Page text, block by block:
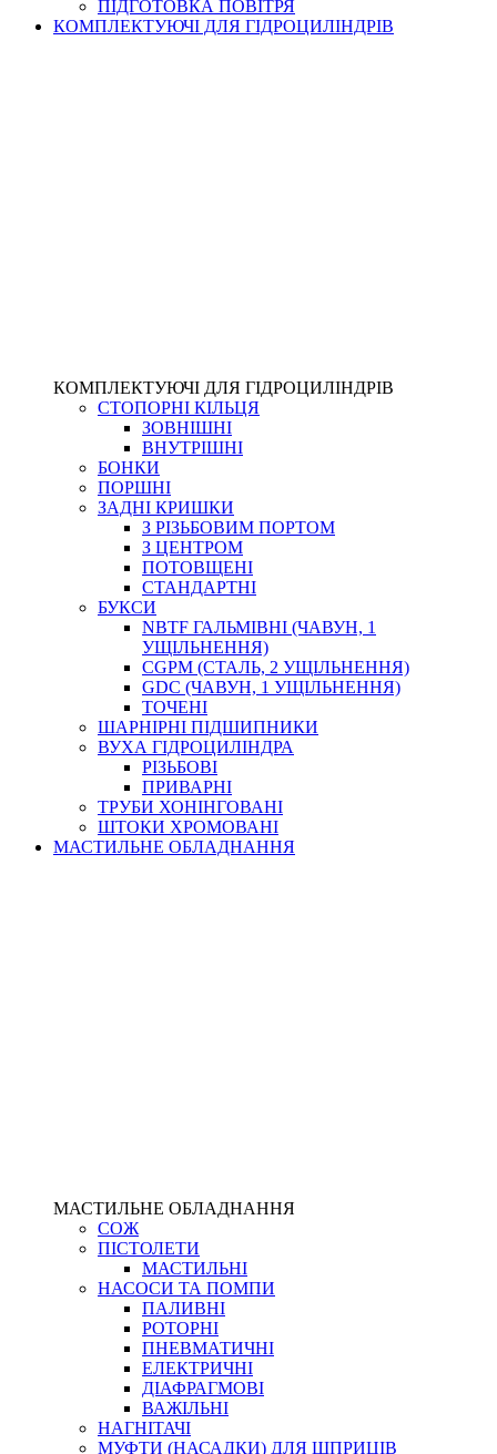
ПІДГОТОВКА ПОВІТРЯ
КОМПЛЕКТУЮЧІ ДЛЯ ГІДРОЦИЛІНДРІВ
КОМПЛЕКТУЮЧІ ДЛЯ ГІДРОЦИЛІНДРІВ
СТОПОРНІ КІЛЬЦЯ
ЗОВНІШНІ
ВНУТРІШНІ
БОНКИ
ПОРШНІ
ЗАДНІ КРИШКИ
З РІЗЬБОВИМ ПОРТОМ
З ЦЕНТРОМ
ПОТОВЩЕНІ
СТАНДАРТНІ
БУКСИ
NBTF ГАЛЬМІВНІ (ЧАВУН, 1
УЩІЛЬНЕННЯ)
CGPM (СТАЛЬ, 2 УЩІЛЬНЕННЯ)
GDC (ЧАВУН, 1 УЩІЛЬНЕННЯ)
ТОЧЕНІ
ШАРНІРНІ ПІДШИПНИКИ
ВУХА ГІДРОЦИЛІНДРА
РІЗЬБОВІ
ПРИВАРНІ
ТРУБИ ХОНІНГОВАНІ
ШТОКИ ХРОМОВАНІ
МАСТИЛЬНЕ ОБЛАДНАННЯ
МАСТИЛЬНЕ ОБЛАДНАННЯ
СОЖ
ПІСТОЛЕТИ
МАСТИЛЬНІ
НАСОСИ ТА ПОМПИ
ПАЛИВНІ
РОТОРНІ
ПНЕВМАТИЧНІ
ЕЛЕКТРИЧНІ
ДІАФРАГМОВІ
ВАЖІЛЬНІ
НАГНІТАЧІ
МУФТИ (НАСАДКИ) ДЛЯ ШПРИЦІВ